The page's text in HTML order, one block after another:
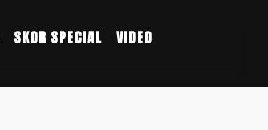
SKOR SPECIAL VIDEO